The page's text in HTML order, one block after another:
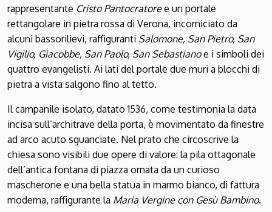
rappresentante Cristo Pantocratoree un portale
rettangolare in pietra rossa di Verona, incorniciato da
alcuni bassorilievi, raffiguranti Salomone, San Pietro, San
Vigilio, Giacobbe, San Paolo, San Sebastianoe i simboli dei
quattro evangelisti. Ai lati del portale due muri a blocchi di
pietra a vista salgono fino al tetto.
Il campanile isolato, datato 1536, come testimonia la data
incisa sull’architrave della porta, è movimentato da finestre
ad arco acuto sguanciate. Nel prato che circoscrive la
chiesa sono visibili due opere di valore: la pila ottagonale
dell’antica fontana di piazza ornata da un curioso
mascherone e una bella statua in marmo bianco, di fattura
moderna, raffigurante la Maria Vergine con Gesù Bambino.